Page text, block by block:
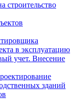
строительство
в эксплуатацию
учет. Внесение
зданий